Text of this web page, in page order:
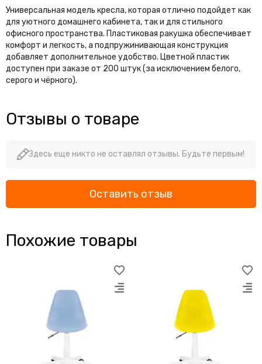
Универсальная модель кресла, которая отлично подойдет как
для уютного домашнего кабинета, так и для стильного
офисного пространства. Пластиковая ракушка обеспечивает
комфорт и легкость, а подпружинивающая конструкция
добавляет дополнительное удобство. Цветной пластик
доступен при заказе от 200 штук (за исключением белого,
серого и чёрного).
Отзывы о товаре
Здесь еще никто не оставлял отзывы. Будьте первым!
Оставить отзыв
Похожие товары